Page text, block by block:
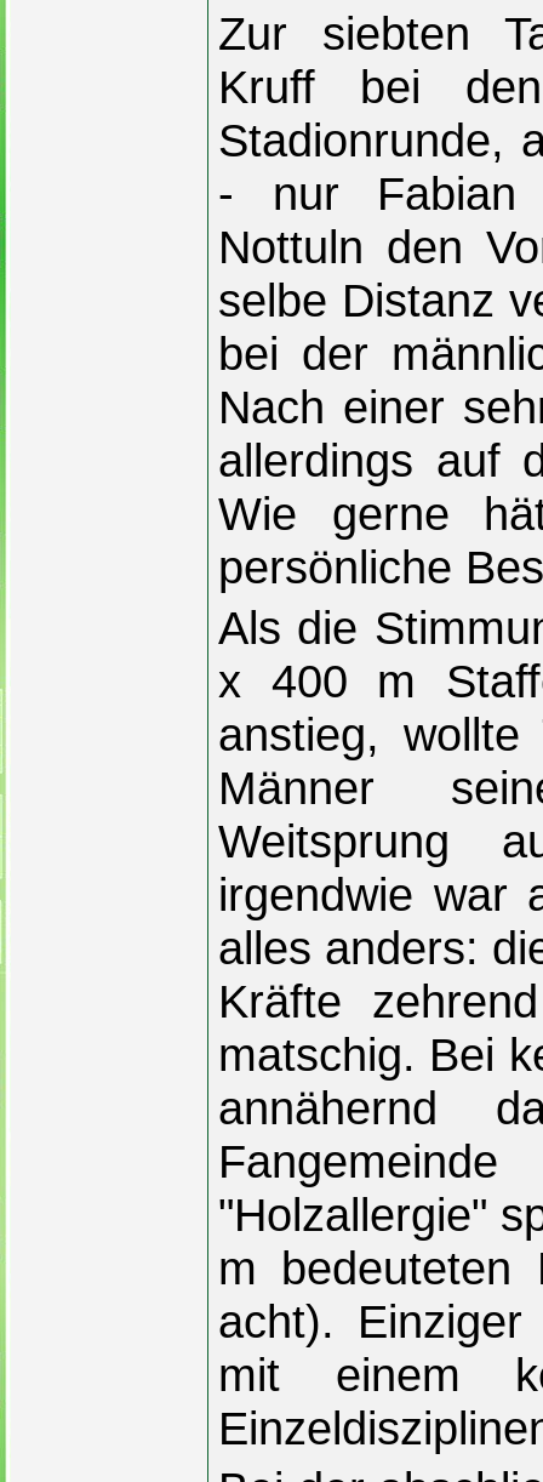
Zur siebten
Kruff bei
Stadionrunde,
- nur Fabian
Nottuln den
selbe Distanz
bei der
Nach einer
allerdings auf
Wie gerne
persönliche
Als die
x 400 m
anstieg,
Männer
Weitsprung
irgendwie war
alles anders:
Kräfte
matschig. Bei
annähernd
"Holzallergie"
m bedeuteten
acht). Einziger
mit einem